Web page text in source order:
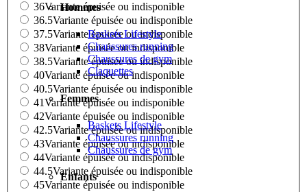
Hommes
Baskets Lifestyle
Chaussures running
Chaussures de gym
Claquettes
Femmes
Baskets Lifestyle
Chaussures running
Chaussures de gym
Enfants
36Variante épuisée ou indisponible
36.5Variante épuisée ou indisponible
37.5Variante épuisée ou indisponible
38Variante épuisée ou indisponible
38.5Variante épuisée ou indisponible
40Variante épuisée ou indisponible
40.5Variante épuisée ou indisponible
41Variante épuisée ou indisponible
42Variante épuisée ou indisponible
42.5Variante épuisée ou indisponible
43Variante épuisée ou indisponible
44Variante épuisée ou indisponible
44.5Variante épuisée ou indisponible
45Variante épuisée ou indisponible